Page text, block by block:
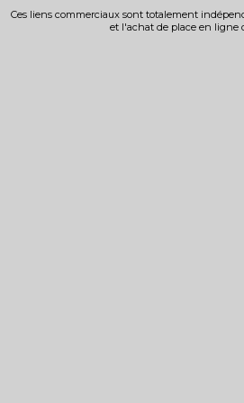
Ces liens commerciaux sont totalement
et l'achat de place en ligne